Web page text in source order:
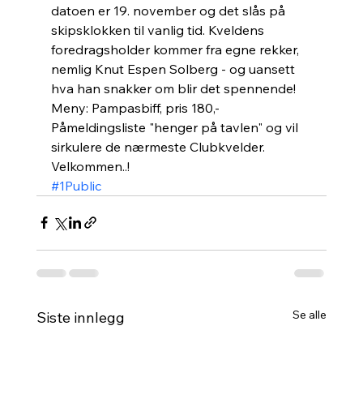
datoen er 19. november og det slås på
skipsklokken til vanlig tid. Kveldens
foredragsholder kommer fra egne rekker,
nemlig Knut Espen Solberg - og uansett
hva han snakker om blir det spennende!
Meny: Pampasbiff, pris 180,-
Påmeldingsliste "henger på tavlen" og vil
sirkulere de nærmeste Clubkvelder.
Velkommen..!
#1Public
Siste innlegg Se alle